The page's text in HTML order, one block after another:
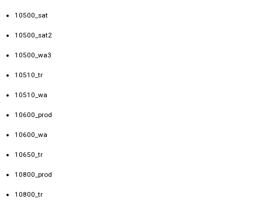
10500_sat
10500_sat2
10500_wa3
10510_tr
10510_wa
10600_prod
10600_wa
10650_tr
10800_prod
10800_tr